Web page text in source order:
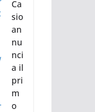
Ca
sio
an
nu
nci
a il
pri
m
o